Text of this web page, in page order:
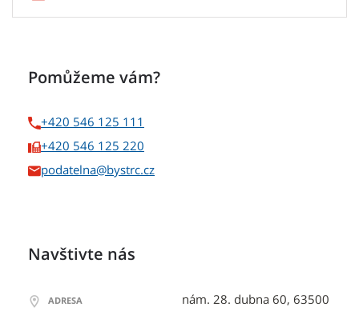
Pomůžeme vám?
+420 546 125 111
+420 546 125 220
podatelna
Navštivte nás
ADRESA
nám. 28. dubna 60, 63500